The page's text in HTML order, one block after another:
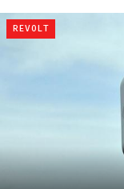
REVOLT